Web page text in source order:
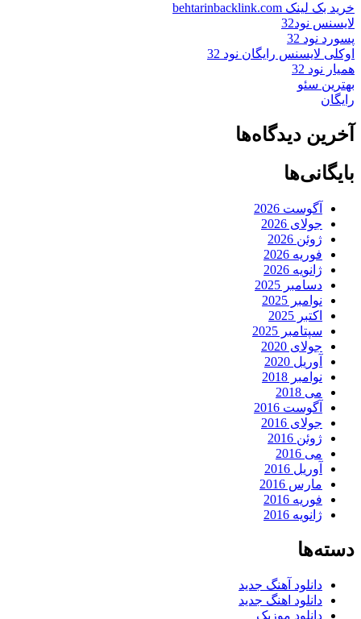
خرید بک لینک behtarinbacklink.com
لایسنس نود32
پسورد نود 32
اوکلی لایسنس رایگان نود 32
همیار نود 32
بهترین سئو
رایگان
آخرین دیدگاه‌ها
بایگانی‌ها
آگوست 2026
جولای 2026
ژوئن 2026
فوریه 2026
ژانویه 2026
دسامبر 2025
نوامبر 2025
اکتبر 2025
سپتامبر 2025
جولای 2020
آوریل 2020
نوامبر 2018
می 2018
آگوست 2016
جولای 2016
ژوئن 2016
می 2016
آوریل 2016
مارس 2016
فوریه 2016
ژانویه 2016
دسته‌ها
دانلود آهنگ جدید
دانلود اهنگ جدید
دانلود موزیک